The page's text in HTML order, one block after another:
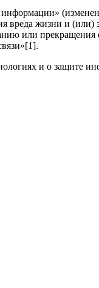
жизни и
или
и о защите